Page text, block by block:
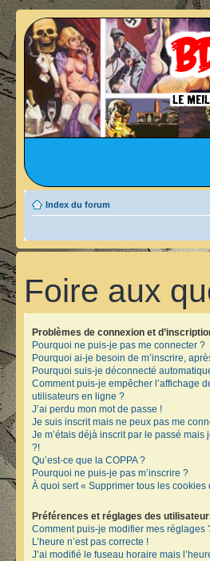
Index du forum
Foire aux
Problèmes de connexion et
Pourquoi ne puis-je pas me connecter ?
Pourquoi ai-je besoin de m’inscrire,
Pourquoi suis-je déconnecté
Comment puis-je empêcher l’affichage
utilisateurs en ligne ?
J’ai perdu mon mot de passe !
Je suis inscrit mais ne peux pas me
Je m’étais déjà inscrit par le passé
?!
Qu’est-ce que la COPPA ?
Pourquoi ne puis-je pas m’inscrire ?
À quoi sert « Supprimer tous les cookies
Préférences et réglages des
Comment puis-je modifier mes réglages
L’heure n’est pas correcte !
J’ai modifié le fuseau horaire mais